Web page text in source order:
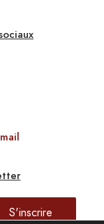
S'inscrire